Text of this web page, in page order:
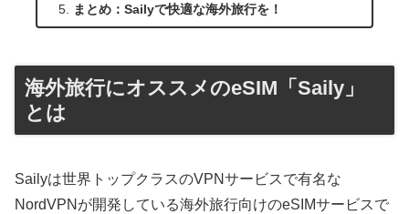
まとめ：Sailyで快適な海外旅行を！
海外旅行にオススメのeSIM「Saily」
とは
Sailyは世界トップクラスのVPNサービスで有名な
NordVPNが開発している海外旅行向けのeSIMサービスで